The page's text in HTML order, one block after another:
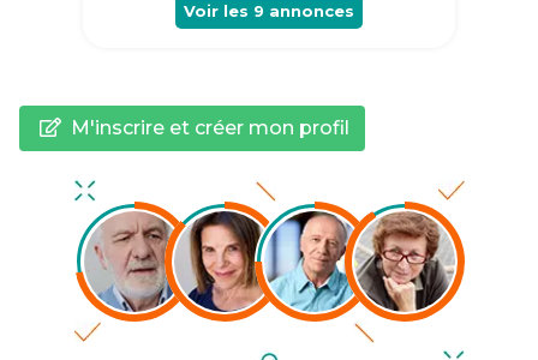
Voir les 9 annonces
M'inscrire et créer mon profil